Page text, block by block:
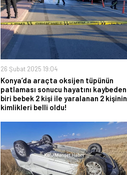
26 Şubat 2025 19:04
Konya’da araçta oksijen tüpünün
patlaması sonucu hayatını kaybeden
biri bebek 2 kişi ile yaralanan 2 kişinin
kimlikleri belli oldu!